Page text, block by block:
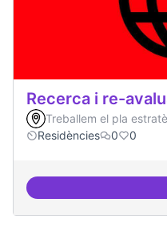
Recerca i re-
Treballem el pla
Residències
0 0